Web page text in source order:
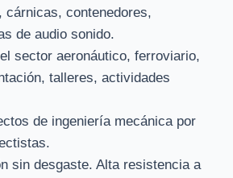
cárnicas, contenedores,
de audio sonido.
sector aeronáutico, ferroviario,
talleres, actividades
de ingeniería mecánica por
sin desgaste. Alta resistencia a